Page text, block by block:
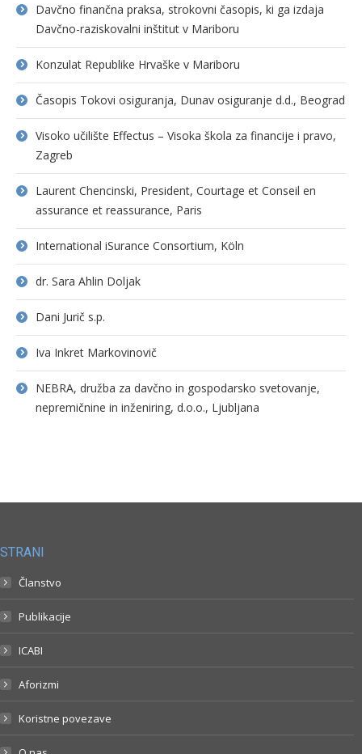
Davčno finančna praksa, strokovni časopis, ki ga izdaja
Davčno-raziskovalni inštitut v Mariboru
Konzulat Republike Hrvaške v Mariboru
Časopis Tokovi osiguranja, Dunav osiguranje d.d., Beograd
Visoko učilište Effectus – Visoka škola za financije i pravo,
Zagreb
Laurent Chencinski, President, Courtage et Conseil en
assurance et reassurance, Paris
International iSurance Consortium, Köln
dr. Sara Ahlin Doljak
Dani Jurič s.p.
Iva Inkret Markovinovič
NEBRA, družba za davčno in gospodarsko svetovanje,
nepremičnine in inženiring, d.o.o., Ljubljana
STRANI
Članstvo
Publikacije
ICABI
Aforizmi
Koristne povezave